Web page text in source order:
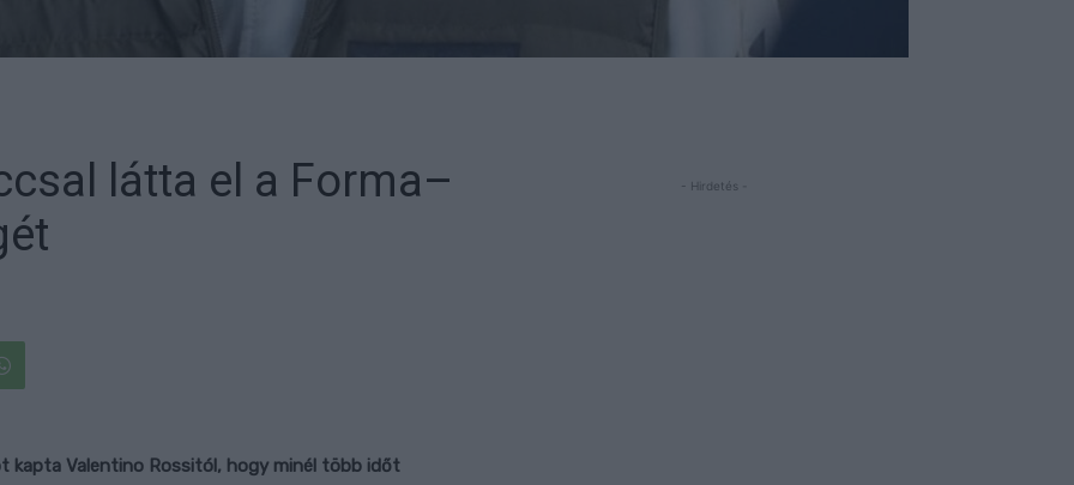
látta el a Forma–
kapta Valentino Rossitól, hogy minél több időt
- Hirdetés -